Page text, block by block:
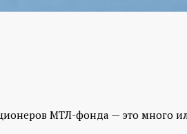
МТЛ-фонда — это много